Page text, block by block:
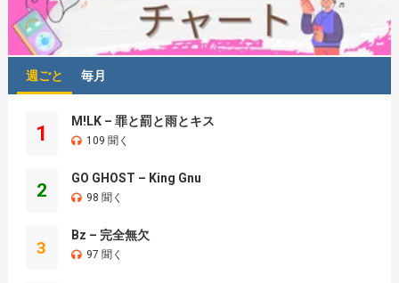
週ごと 毎月
1
M!LK – 罪と罰と雨とキス
109 聞く
2
GO GHOST – King Gnu
98 聞く
3
Bz – 完全無欠
97 聞く